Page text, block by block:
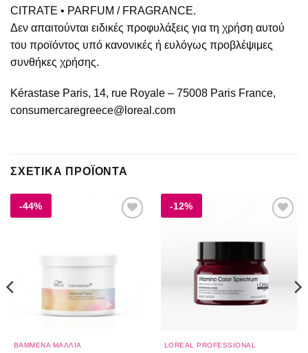
CITRATE • PARFUM / FRAGRANCE.
Δεν απαιτούνται ειδικές προφυλάξεις για τη χρήση αυτού
του προϊόντος υπό κανονικές ή ευλόγως προβλέψιμες
συνθήκες χρήσης.
Kérastase Paris, 14, rue Royale – 75008 Paris France,
consumercaregreece@loreal.com
ΣΧΕΤΙΚΆ ΠΡΟΪΌΝΤΑ
-44%
ΒΑΜΜΈΝΑ ΜΑΛΛΙΆ
-12%
LOREAL PROFESSIONAL